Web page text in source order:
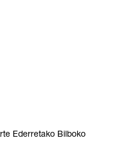
Ederretako Bilboko